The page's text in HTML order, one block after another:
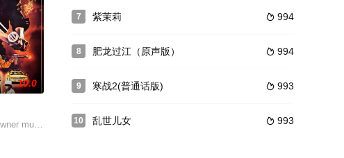
宋铭。在海岛上，
孟神通和妻子正为此书和厉樊山恶斗。樊山夫妇为孟所
and bec
10.0
must defend his family business from corp
7  994
紫茉莉
8  994
肥龙过江（原声版）
9  993
寒战2(普通话版)
10  993
乱世儿女